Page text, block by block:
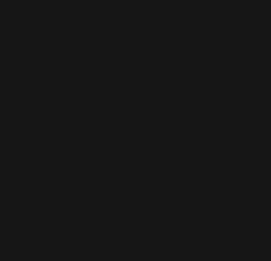
tưởng cho những ai
tập, công việc và giải